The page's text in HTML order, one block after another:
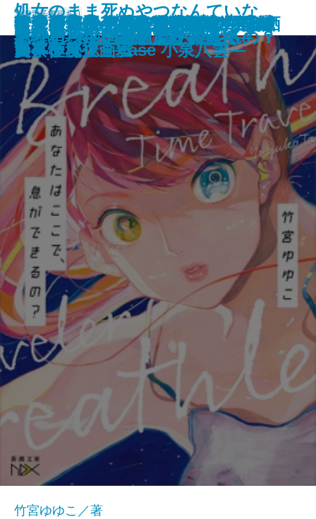
スクールカースト殺人教室 リベ
ンジ
オニキスII―公爵令嬢刑事 西有栖
宮綾子―
君と漕ぐ3―ながとろ高校カヌー
部と孤高の女王―
鏡館の殺人
コンビニ兄弟―テンダネス門司港
こがね村店―
ケーキ王子の名推理(スペシャリ
テ)5
奇譚蒐集録―北の大地のイコンヌ
ㇷ゚―
さよなら世界の終わり
処女のまま死ぬやつなんていな
い、みんな世の中にやられちまう
からな
呪殺島の殺人
文庫電子書籍あり
あなたはここで、息ができるの？
竹宮ゆゆこ／著
#チャンネル登録してください
トリガー―国家認定殺人者―
暗号通貨クライシス―BUG 広域
警察極秘捜査班―
彼女は弊社の泥酔ヒロイン―三友
商事怪魔企画室―
綺羅星―銀座ともしび探偵社―
トリカブトの花言葉を教えて
青ノ果テ―花巻農芸高校地学部の
夏―
不終の怪談 文豪とアルケミスト
ノベライズ―case 小泉八雲―
さよならの言い方なんて知らな
い。3